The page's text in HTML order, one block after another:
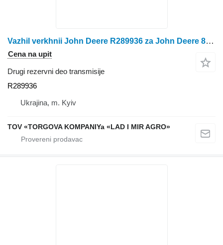
Vazhil verkhnii John Deere R289936 za John Deere 8120, 8220, 8320, 8420, 8520, 8130, 8230 traktora točkaša
Cena na upit
Drugi rezervni deo transmisije
R289936
Ukrajina, m. Kyiv
TOV «TORGOVA KOMPANIYa «LAD I MIR AGRO»